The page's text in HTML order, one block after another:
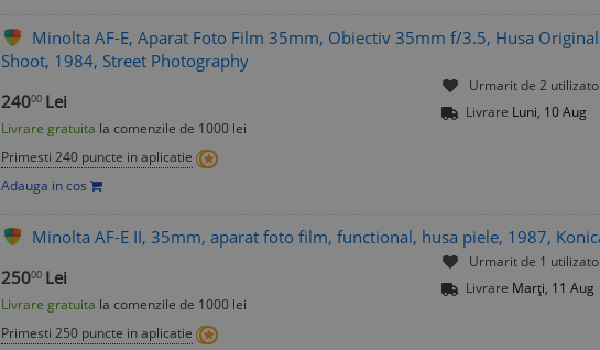
Minolta AF-E, Aparat Foto Film 35mm, Obiectiv 35mm f/3.5, Husa
Shoot, 1984, Street Photography
24000 Lei
Livrare gratuita la comenzile de 1000 lei
Primesti 240 puncte in aplicatie
Adauga in cos
Urmarit de 2
Livrare Luni, 10 Aug
Minolta AF-E II, 35mm, aparat foto film, functional, husa piele, 1987,
25000 Lei
Livrare gratuita la comenzile de 1000 lei
Primesti 250 puncte in aplicatie
Urmarit de 1
Livrare Marți, 11 Aug